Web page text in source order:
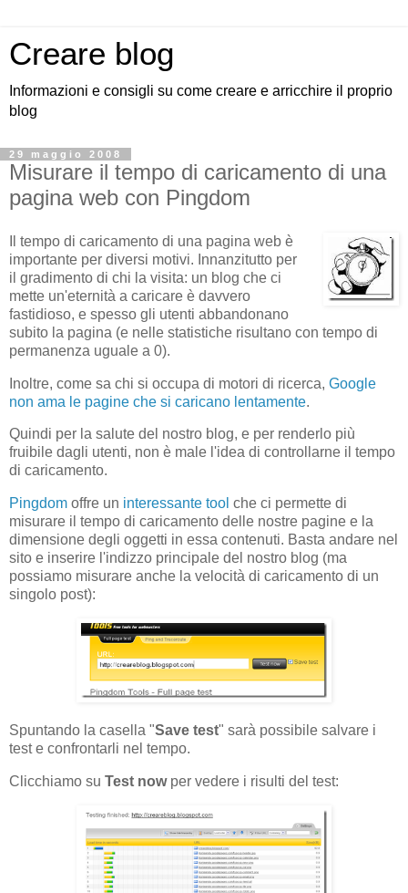
Creare blog
Informazioni e consigli su come creare e arricchire il proprio
blog
29 maggio 2008
Misurare il tempo di caricamento di una
pagina web con Pingdom
Il tempo di caricamento di una pagina web è
importante per diversi motivi. Innanzitutto per
il gradimento di chi la visita: un blog che ci
mette un'eternità a caricare è davvero
fastidioso, e spesso gli utenti abbandonano
subito la pagina (e nelle statistiche risultano con tempo di
permanenza uguale a 0).
Inoltre, come sa chi si occupa di motori di ricerca, Google
non ama le pagine che si caricano lentamente.
Quindi per la salute del nostro blog, e per renderlo più
fruibile dagli utenti, non è male l'idea di controllarne il tempo
di caricamento.
Pingdom offre un interessante tool che ci permette di
misurare il tempo di caricamento delle nostre pagine e la
dimensione degli oggetti in essa contenuti. Basta andare nel
sito e inserire l'indizzo principale del nostro blog (ma
possiamo misurare anche la velocità di caricamento di un
singolo post):
Spuntando la casella "Save test" sarà possibile salvare i
test e confrontarli nel tempo.
Clicchiamo su Test nowper vedere i risulti del test: